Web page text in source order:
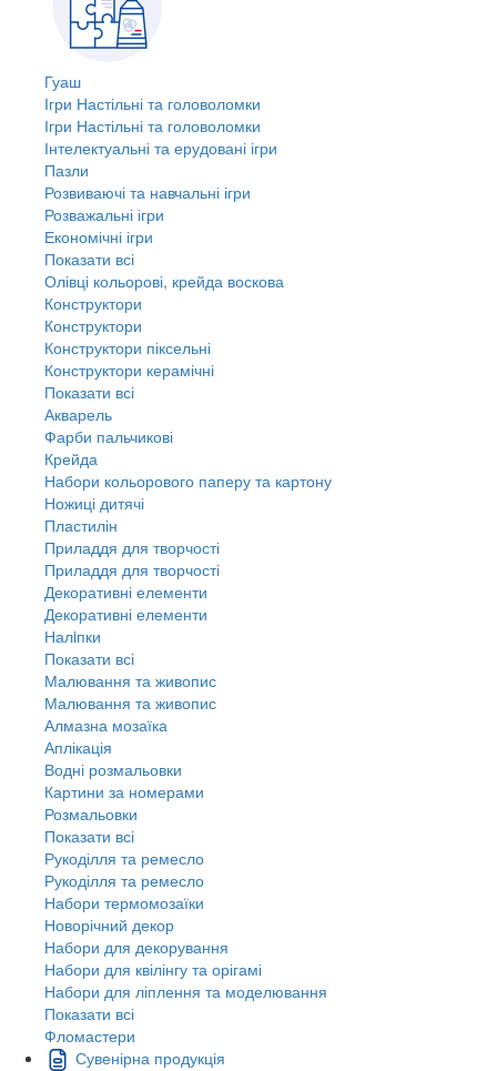
Гуаш
Ігри Настільні та головоломки
Ігри Настільні та головоломки
Інтелектуальні та ерудовані ігри
Пазли
Розвиваючі та навчальні ігри
Розважальні ігри
Економічні ігри
Показати всі
Олівці кольорові, крейда воскова
Конструктори
Конструктори
Конструктори піксельні
Конструктори керамічні
Показати всі
Акварель
Фарби пальчикові
Крейда
Набори кольорового паперу та картону
Ножиці дитячі
Пластилін
Приладдя для творчості
Приладдя для творчості
Декоративні елементи
Декоративні елементи
Налiпки
Показати всі
Малювання та живопис
Малювання та живопис
Алмазна мозаїка
Аплікація
Водні розмальовки
Картини за номерами
Розмальовки
Показати всі
Рукоділля та ремесло
Рукоділля та ремесло
Набори термомозаїки
Новорічний декор
Набори для декорування
Набори для квілінгу та орігамі
Набори для ліплення та моделювання
Показати всі
Фломастери
Сувенірна продукція